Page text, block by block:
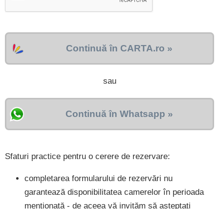
Continuă în CARTA.ro »
sau
Continuă în Whatsapp »
Sfaturi practice pentru o cerere de rezervare:
completarea formularului de rezervări nu
garantează disponibilitatea camerelor în perioada
menționată - de aceea vă invităm să așteptați